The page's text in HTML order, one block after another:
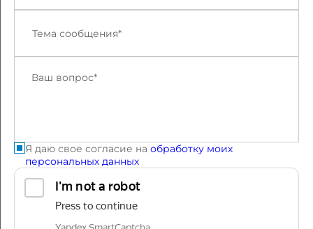
Я даю свое согласие на обработку моих
персональных данных